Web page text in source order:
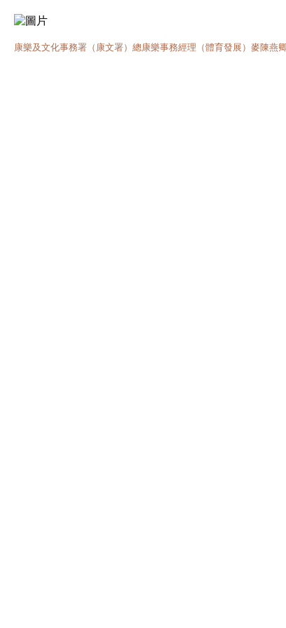
康樂及文化事務署（康文署）總康樂事務經理（體育發展）麥陳燕